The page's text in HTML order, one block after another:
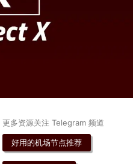
更多资源关注 Telegram 频道
好用的机场节点推荐